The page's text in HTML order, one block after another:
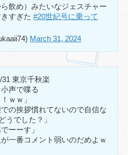
飲め）みたいなジェスチャー
すぎた #20世紀号に乗って
March 31, 2024
東京千秋楽
声で喋る
ｗｗ」
の挨拶慣れてないので自信な
うでした？」
ーーす」
一番コメント弱いのだめよｗ